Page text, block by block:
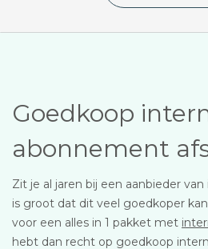
Goedkoop
abonnement
Zit je al jaren bij een aanbieder
is groot dat dit veel goedkoper
voor een alles in 1 pakket met
hebt dan recht op goedkoop